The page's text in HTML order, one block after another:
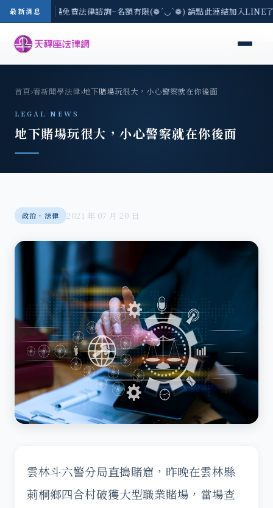
最新消息
-8/3(一) 現場免費法律諮詢~名額有限(❁´◡`❁) 請點此連結加入LINE
首頁›看新聞學法律›地下賭場玩很大，小心警察就在你後面
LEGAL NEWS
地下賭場玩很大，小心警察就在你後面
政治‧法律 2021 年 07 月 20 日
雲林斗六警分局直搗賭窟，昨晚在雲林縣
莿桐鄉四合村破獲大型職業賭場，當場查